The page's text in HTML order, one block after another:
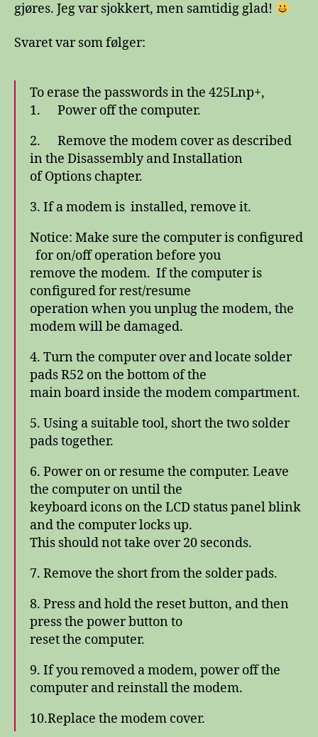
gjøres. Jeg var sjokkert, men samtidig glad!
Svaret var som følger:
To erase the passwords in the 425Lnp+,
1. Power off the computer.
2. Remove the modem cover as described
in the Disassembly and Installation
of Options chapter.
3. If a modem is installed, remove it.
Notice: Make sure the computer is configured
for on/off operation before you
remove the modem. If the computer is
configured for rest/resume
operation when you unplug the modem, the
modem will be damaged.
4. Turn the computer over and locate solder
pads R52 on the bottom of the
main board inside the modem compartment.
5. Using a suitable tool, short the two solder
pads together.
6. Power on or resume the computer. Leave
the computer on until the
keyboard icons on the LCD status panel blink
and the computer locks up.
This should not take over 20 seconds.
7. Remove the short from the solder pads.
8. Press and hold the reset button, and then
press the power button to
reset the computer.
9. If you removed a modem, power off the
computer and reinstall the modem.
10.Replace the modem cover.